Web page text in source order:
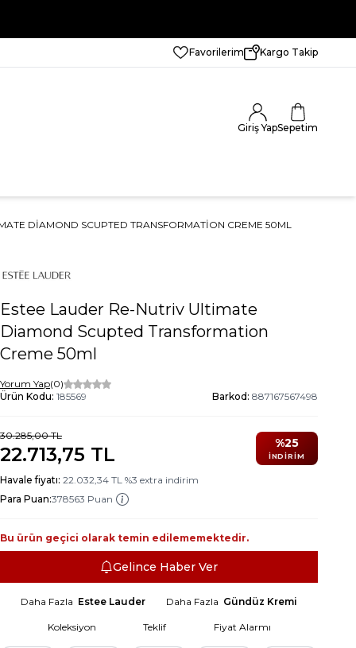
Favorilerim Kargo Takip
Giriş YapSepetim
DIAMOND SCUPTED TRANSFORMATION CREME 50ML
Estee Lauder Re-Nutriv Ultimate
Diamond Scupted Transformation
Creme 50ml
Yorum Yap(0)
Ürün Kodu: 185569 Barkod: 887167567498
30.285,00TL
22.713,75 TL %25
İNDIRIM
Havale fiyatı: 22.032,34 TL %3 extra indirim
Para Puan:378563 Puan
Bu ürün geçici olarak temin edilememektedir.
Gelince Haber Ver
Daha Fazla Estee Lauder Daha Fazla Gündüz Kremi
Koleksiyon Teklif Fiyat Alarmı